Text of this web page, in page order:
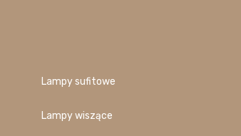
Lampy sufitowe
Lampy wiszące